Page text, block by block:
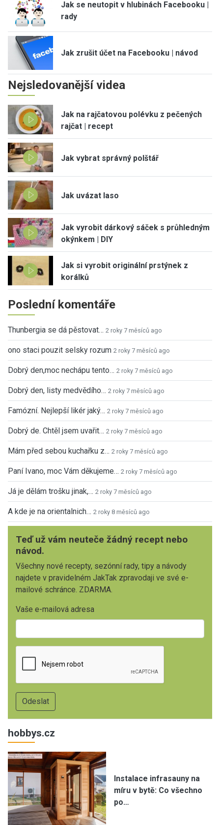
Jak se neutopit v hlubinách Facebooku |
rady
Jak zrušit účet na Facebooku | návod
Nejsledovanější videa
Jak na rajčatovou polévku z pečených
rajčat | recept
Jak vybrat správný polštář
Jak uvázat laso
Jak vyrobit dárkový sáček s průhledným
okýnkem | DIY
Jak si vyrobit originální prstýnek z
korálků
Poslední komentáře
Thunbergia se dá pěstovat… 2 roky 7 měsíců ago
ono staci pouzit selsky rozum 2 roky 7 měsíců ago
Dobrý den,moc nechápu tento… 2 roky 7 měsíců ago
Dobrý den, listy medvědího… 2 roky 7 měsíců ago
Famózní. Nejlepší likér jaký… 2 roky 7 měsíců ago
Dobrý de. Chtěl jsem uvařit… 2 roky 7 měsíců ago
Mám před sebou kuchařku z… 2 roky 7 měsíců ago
Paní Ivano, moc Vám děkujeme… 2 roky 7 měsíců ago
Já je dělám trošku jinak,… 2 roky 7 měsíců ago
A kde je na orientalnich… 2 roky 8 měsíců ago
Teď už vám neuteče žádný recept nebo
návod.
Všechny nové recepty, sezónní rady, tipy a návody
najdete v pravidelném JakTak zpravodaji ve své e-
mailové schránce. ZDARMA.
Vaše e-mailová adresa
hobbys.cz
Instalace infrasauny na
míru v bytě: Co všechno
po…